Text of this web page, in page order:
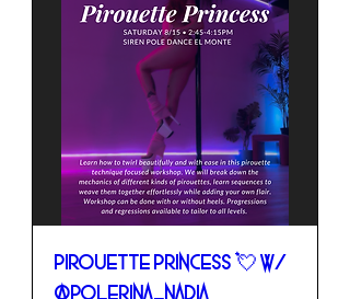
Pirouette Princess 💘 w/
@polerina_nadia